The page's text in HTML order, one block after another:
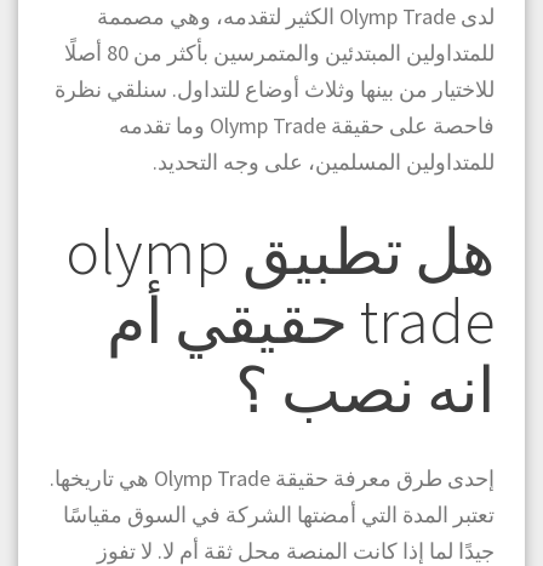
لدى Olymp Trade الكثير لتقدمه، وهي مصممة
للمتداولين المبتدئين والمتمرسين بأكثر من 80 أصلًا
للاختيار من بينها وثلاث أوضاع للتداول. سنلقي نظرة
فاحصة على حقيقة Olymp Trade وما تقدمه
للمتداولين المسلمين، على وجه التحديد.
هل تطبيق olymp
trade حقيقي أم
انه نصب ؟
إحدى طرق معرفة حقيقة Olymp Trade هي تاريخها.
تعتبر المدة التي أمضتها الشركة في السوق مقياسًا
جيدًا لما إذا كانت المنصة محل ثقة أم لا. لا تفوز